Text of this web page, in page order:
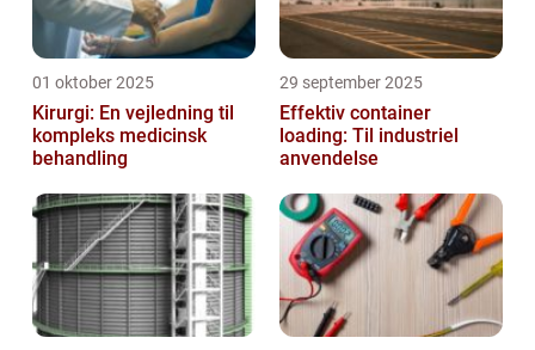
01 oktober 2025
Kirurgi: En vejledning til
kompleks medicinsk
behandling
29 september 2025
Effektiv container
loading: Til industriel
anvendelse